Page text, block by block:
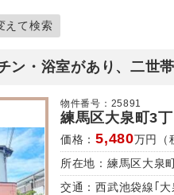
えて検索
ン・浴室があり、二世
物件番号：25891
練馬区大泉町3
価格：5,480万円（
所在地：練馬区大泉
交通：西武池袋線｢